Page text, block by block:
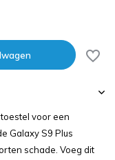
voor een
Galaxy S9 Plus
schade. Voeg dit